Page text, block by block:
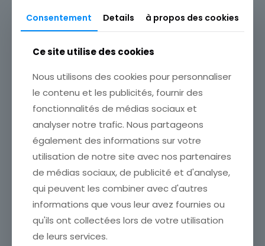
CARTE POSTALE NAZARETH
ÉTAT VOIR SCAN Cumulez
vos achats en visitant ma
boutique afin de réduire
vos frais de port. Emballage
3,50€
Ajouter au panier
CARTE POSTALE FEMME
JAPON TENUE
ÉTAT VOIR SCAN Cumulez
Consentement Details à propos des cookies
Ce site utilise des cookies
Nous utilisons des cookies pour personnaliser
le contenu et les publicités, fournir des
fonctionnalités de médias sociaux et
analyser notre trafic. Nous partageons
également des informations sur votre
utilisation de notre site avec nos partenaires
de médias sociaux, de publicité et d'analyse,
qui peuvent les combiner avec d'autres
informations que vous leur avez fournies ou
qu'ils ont collectées lors de votre utilisation
de leurs services.